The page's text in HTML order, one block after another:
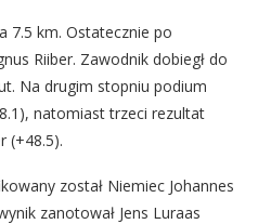
7.5 km. Ostatecznie po
Riiber. Zawodnik dobiegł do
Na drugim stopniu podium
natomiast trzeci rezultat
(+48.5).
został Niemiec Johannes
zanotował Jens Luraas